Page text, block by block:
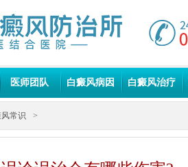
医师团队 白癜风病因 白癜风治疗
常识 >